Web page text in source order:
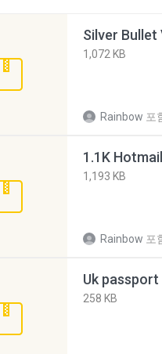
Silver Bullet
1,072 KB
Rainbow 포
1.1K
1,193 KB
Rainbow 포
Uk
258 KB